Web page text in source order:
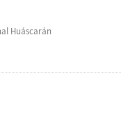
Huáscarán